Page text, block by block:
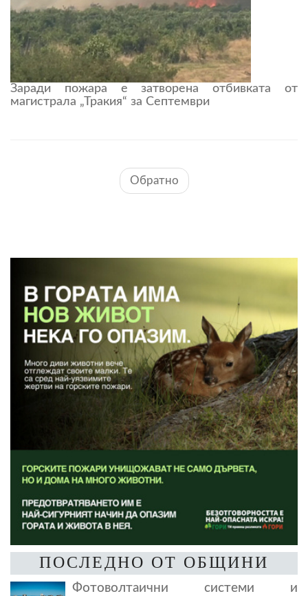
Заради пожара е затворена отбивката от
магистрала „Тракия“ за Септември
Обратно
ПОСЛЕДНО ОТ ОБЩИНИ
Фотоволтаични системи и